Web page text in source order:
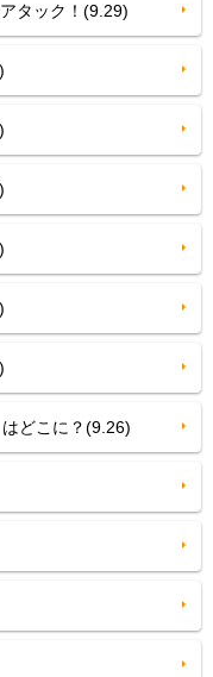
タック！(9.29)
どこに？(9.26)